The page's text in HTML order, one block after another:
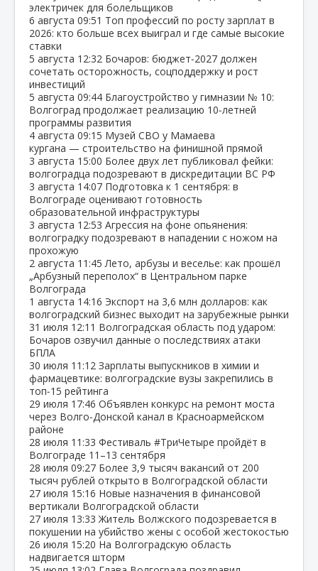
электричек для болельщиков
6 августа 09:51 Топ профессий по росту зарплат в
2026: кто больше всех выиграл и где самые высокие
ставки
5 августа 12:32 Бочаров: бюджет‑2027 должен
сочетать осторожность, соцподдержку и рост
инвестиций
5 августа 09:44 Благоустройство у гимназии № 10:
Волгоград продолжает реализацию 10‑летней
программы развития
4 августа 09:15 Музей СВО у Мамаева
кургана — строительство на финишной прямой
3 августа 15:00 Более двух лет публиковал фейки:
волгоградца подозревают в дискредитации ВС РФ
3 августа 14:07 Подготовка к 1 сентября: в
Волгограде оценивают готовность
образовательной инфраструктуры
3 августа 12:53 Агрессия на фоне опьянения:
волгоградку подозревают в нападении с ножом на
прохожую
2 августа 11:45 Лето, арбузы и веселье: как прошёл
„Арбузный переполох“ в Центральном парке
Волгограда
1 августа 14:16 Экспорт на 3,6 млн долларов: как
волгоградский бизнес выходит на зарубежные рынки
31 июля 12:11 Волгоградская область под ударом:
Бочаров озвучил данные о последствиях атаки
БПЛА
30 июля 11:12 Зарплаты выпускников в химии и
фармацевтике: волгоградские вузы закрепились в
топ‑15 рейтинга
29 июля 17:46 Объявлен конкурс на ремонт моста
через Волго‑Донской канал в Красноармейском
районе
28 июля 11:33 Фестиваль #ТриЧетыре пройдёт в
Волгограде 11–13 сентября
28 июля 09:27 Более 3,9 тысяч вакансий от 200
тысяч рублей открыто в Волгоградской области
27 июля 15:16 Новые назначения в финансовой
вертикали Волгоградской области
27 июля 13:33 Житель Волжского подозревается в
покушении на убийство жены с особой жестокостью
26 июля 15:20 На Волгоградскую область
надвигается шторм